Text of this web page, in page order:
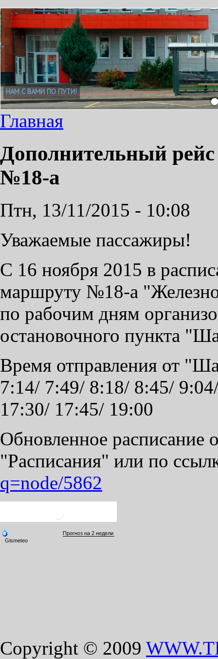
НАМ С ВАМИ ПО ПУТИ!
Главная
Дополнительный
№18-а
Птн, 13/11/2015 - 10:08
Уважаемые пассажиры!
С 16 ноября 2015 в
маршруту №18-а
по рабочим дням
остановочного пункта
Время отправления от
7:14/ 7:49/ 8:18/ 8:45/
17:30/ 17:45/ 19:00
Обновленное расписание
"Расписания" или по
q=node/5862
Copyright © 2009